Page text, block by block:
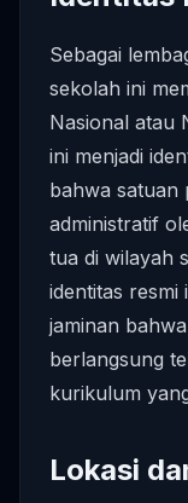
Sebagai
sekolah ini
Nasional atau
ini menjadi
bahwa satuan
administratif
tua di wilayah
identitas resmi
jaminan
berlangsung
kurikulum
Lokasi